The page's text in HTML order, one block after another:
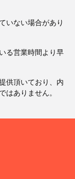
いない場合があり
る営業時間より早
供頂いており、内
ありません。